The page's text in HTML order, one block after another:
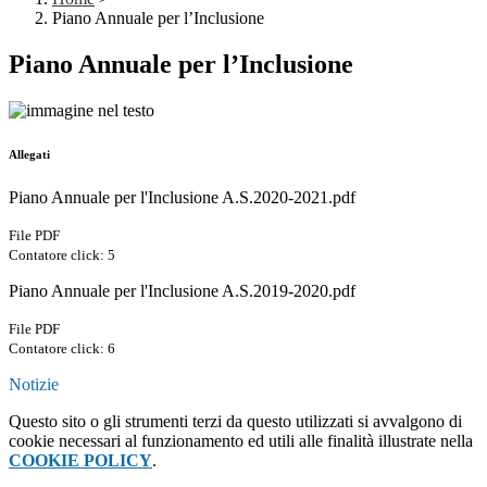
Piano Annuale per l’Inclusione
Piano Annuale per l’Inclusione
Allegati
Piano Annuale per l'Inclusione A.S.2020-2021.pdf
File PDF
Contatore click: 5
Piano Annuale per l'Inclusione A.S.2019-2020.pdf
File PDF
Contatore click: 6
Notizie
Questo sito o gli strumenti terzi da questo utilizzati si avvalgono di
cookie necessari al funzionamento ed utili alle finalità illustrate nella
COOKIE POLICY.